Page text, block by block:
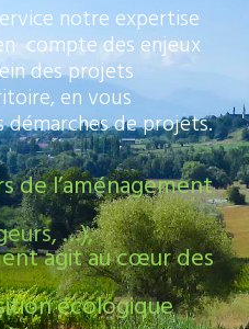
notre expertise
compte des enjeux
des projets
en vous
de projets.
de l’aménagement
…),
agit au cœur des
écologique